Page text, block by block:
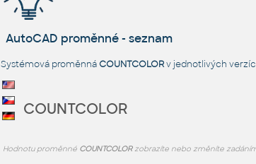
AutoCAD proměnné - seznam
Systémová proměnnáCOUNTCOLORv jednotlivých
COUNTCOLOR
Hodnotu proměnné COUNTCOLORzobrazíte nebo změníte zadáním